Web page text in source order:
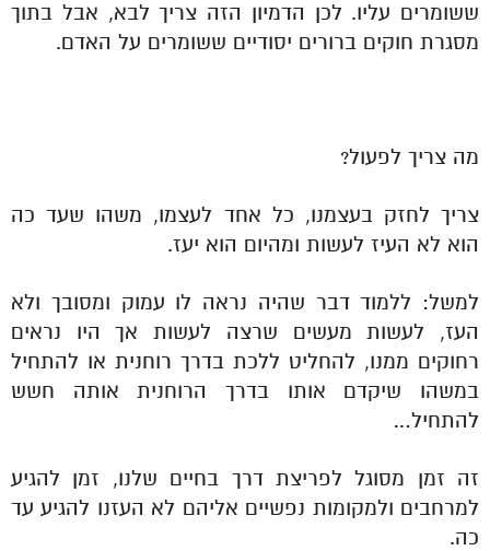
ששומרים עליו. לכן הדמיון הזה צריך לבא, אבל בתוך
מסגרת חוקים ברורים יסודיים ששומרים על האדם.
מה צריך לפעול?
צריך לחזק בעצמנו, כל אחד לעצמו, משהו שעד כה
הוא לא העיז לעשות ומהיום הוא יעז.
למשל: ללמוד דבר שהיה נראה לו עמוק ומסובך ולא
העז, לעשות מעשים שרצה לעשות אך היו נראים
רחוקים ממנו, להחליט ללכת בדרך רוחנית או להתחיל
במשהו שיקדם אותו בדרך הרוחנית אותה חשש
להתחיל…
זה זמן מסוגל לפריצת דרך בחיים שלנו, זמן להגיע
למרחבים ולמקומות נפשיים אליהם לא העזנו להגיע עד
כה.